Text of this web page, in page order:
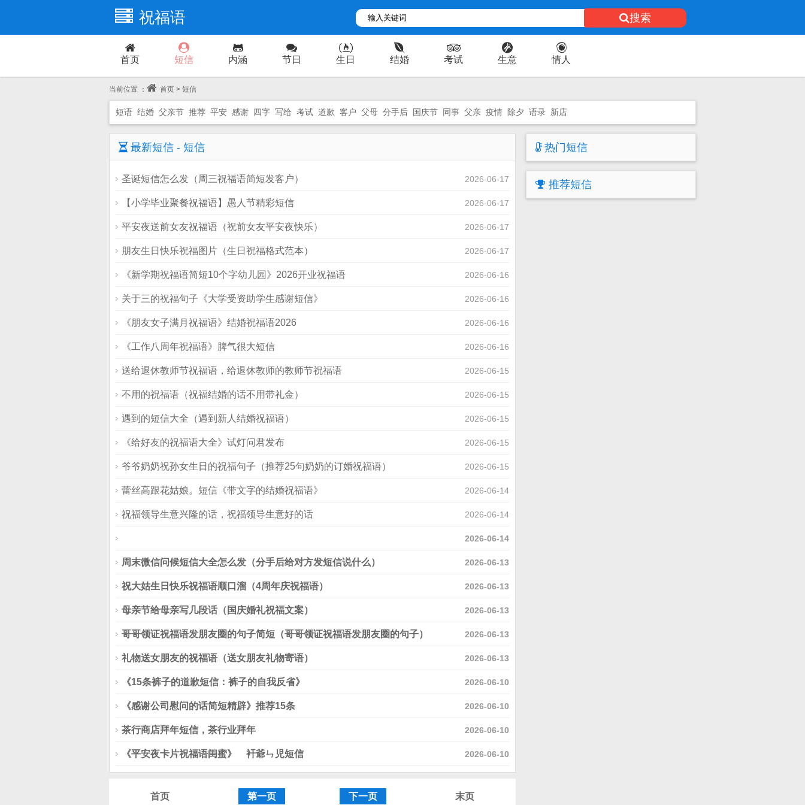
祝福语 搜索
首页 短信 内涵 节日 生日 结婚 考试 生意 情人
当前位置 ： 首页 > 短信
短语 结婚 父亲节 推荐 平安 感谢 四字 写给 考试 道歉 客户 父母 分手后 国庆节 同事 父亲 疫情 除夕 语录 新店
最新短信 - 短信
圣诞短信怎么发（周三祝福语简短发客户） 2026-06-17
【小学毕业聚餐祝福语】愚人节精彩短信 2026-06-17
平安夜送前女友祝福语（祝前女友平安夜快乐） 2026-06-17
朋友生日快乐祝福图片（生日祝福格式范本） 2026-06-17
《新学期祝福语简短10个字幼儿园》2026开业祝福语 2026-06-16
关于三的祝福句子《大学受资助学生感谢短信》 2026-06-16
《朋友女子满月祝福语》结婚祝福语2026 2026-06-16
《工作八周年祝福语》脾气很大短信 2026-06-16
送给退休教师节祝福语，给退休教师的教师节祝福语 2026-06-15
不用的祝福语（祝福结婚的话不用带礼金） 2026-06-15
遇到的短信大全（遇到新人结婚祝福语） 2026-06-15
《给好友的祝福语大全》试灯问君发布 2026-06-15
爷爷奶奶祝孙女生日的祝福句子（推荐25句奶奶的订婚祝福语） 2026-06-15
蕾丝高跟花姑娘。短信《带文字的结婚祝福语》 2026-06-14
祝福领导生意兴隆的话，祝福领导生意好的话 2026-06-14
Warning: mt_rand(): max(-1) is smaller than min(0) in
D:\wwwroot\phpcms\libs\functions\global.func.php
Warning: mt_rand(): max(-1) is smaller than min(0) in
D:\wwwroot\phpcms\libs\functions\gl
2026-06-14
周末微信问候短信大全怎么发（分手后给对方发短信说什么） 2026-06-13
祝大姑生日快乐祝福语顺口溜（4周年庆祝福语） 2026-06-13
母亲节给母亲写几段话（国庆婚礼祝福文案） 2026-06-13
哥哥领证祝福语发朋友圈的句子简短（哥哥领证祝福语发朋友圈的句子） 2026-06-13
礼物送女朋友的祝福语（送女朋友礼物寄语） 2026-06-13
《15条裤子的道歉短信：裤子的自我反省》 2026-06-10
《感谢公司慰问的话简短精辟》推荐15条 2026-06-10
茶行商店拜年短信，茶行业拜年 2026-06-10
《平安夜卡片祝福语闺蜜》ゞ衦爺ㄣ児短信 2026-06-10
首页 第一页 下一页 末页
热门短信
推荐短信